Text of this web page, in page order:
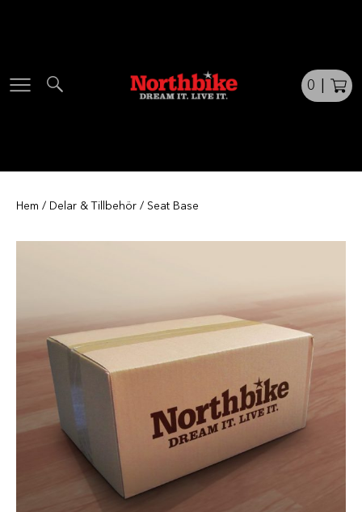
0
Hem / Delar & Tillbehör / Seat Base